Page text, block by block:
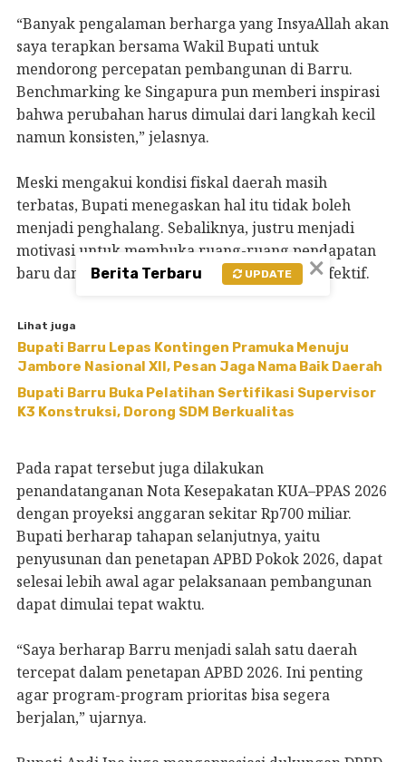
“Banyak pengalaman berharga yang InsyaAllah akan
saya terapkan bersama Wakil Bupati untuk
mendorong percepatan pembangunan di Barru.
Benchmarking ke Singapura pun memberi inspirasi
bahwa perubahan harus dimulai dari langkah kecil
namun konsisten,” jelasnya.
Meski mengakui kondisi fiskal daerah masih
terbatas, Bupati menegaskan hal itu tidak boleh
menjadi penghalang. Sebaliknya, justru menjadi
motivasi untuk membuka ruang-ruang pendapatan
baru dan mengelola anggaran secara lebih efektif.
Lihat juga
Bupati Barru Lepas Kontingen Pramuka Menuju
Jambore Nasional XII, Pesan Jaga Nama Baik Daerah
Bupati Barru Buka Pelatihan Sertifikasi Supervisor
K3 Konstruksi, Dorong SDM Berkualitas
Pada rapat tersebut juga dilakukan
penandatanganan Nota Kesepakatan KUA–PPAS 2026
dengan proyeksi anggaran sekitar Rp700 miliar.
Bupati berharap tahapan selanjutnya, yaitu
penyusunan dan penetapan APBD Pokok 2026, dapat
selesai lebih awal agar pelaksanaan pembangunan
dapat dimulai tepat waktu.
“Saya berharap Barru menjadi salah satu daerah
tercepat dalam penetapan APBD 2026. Ini penting
agar program-program prioritas bisa segera
berjalan,” ujarnya.
×
Berita Terbaru UPDATE